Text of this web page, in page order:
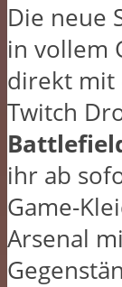
Die neue
in vollem
direkt mit
Twitch
ihr ab
Game-
Arsenal